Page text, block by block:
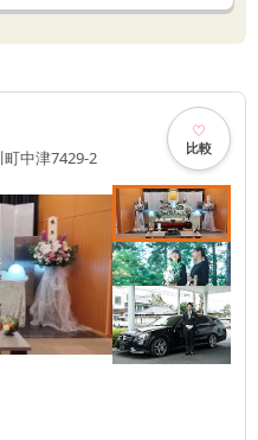
町中津7429-2 比較